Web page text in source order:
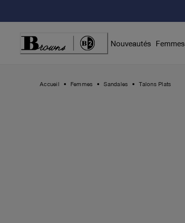
Nouveautés Femmes
Accueil Femmes Sandales Talons Plats